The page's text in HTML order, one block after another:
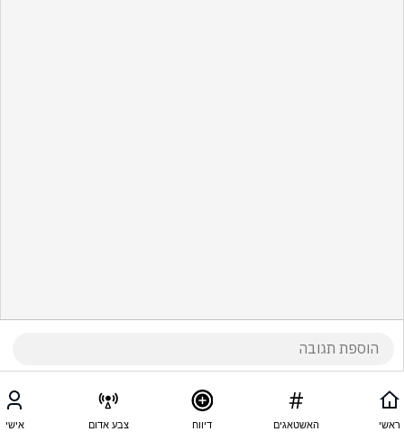
ראשי האשטאגים דיווח צבע אדום אישי